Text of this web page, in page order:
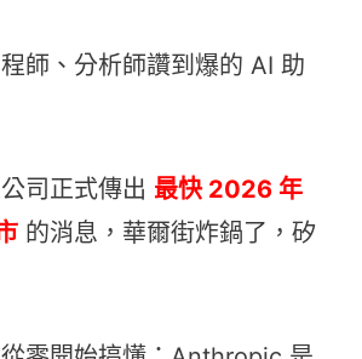
師、分析師讚到爆的 AI 助
司正式傳出 最快 2026 年
的消息，華爾街炸鍋了，矽